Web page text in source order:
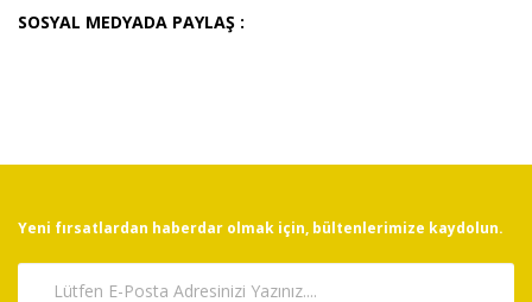
SOSYAL MEDYADA PAYLAŞ :
Yeni fırsatlardan haberdar olmak için, bültenlerimize kaydolun.